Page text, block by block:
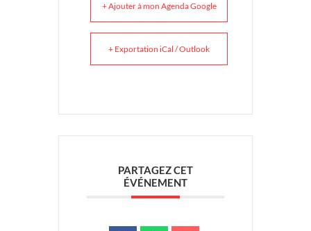
+ Ajouter à mon Agenda Google
+ Exportation iCal / Outlook
PARTAGEZ CET
ÉVÉNEMENT